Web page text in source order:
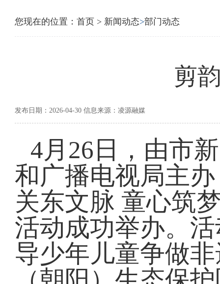
您现在的位置： 首页 > 新闻动态>部门动态
剪
发布日期：2026-04-30 信息来源：凌源融媒
4月26日，由市
和广播电视局主
关东文脉 童心筑
活动成功举办。
导少年儿童争做